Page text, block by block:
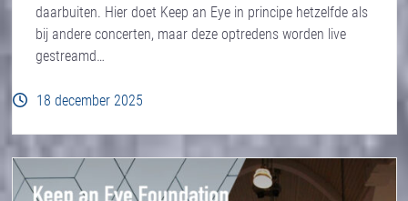
daarbuiten. Hier doet Keep an Eye in principe hetzelfde als
bij andere concerten, maar deze optredens worden live
gestreamd…
18 december 2025